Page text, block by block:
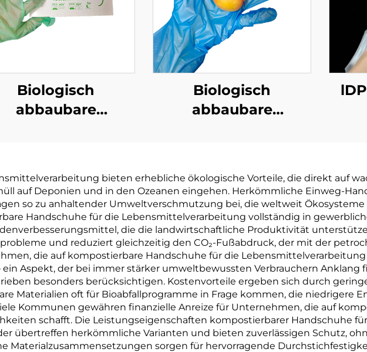
Biologisch
abbaubare
PBAT Maisstärke
Material
Biologisch
abbaubare
PLA PBAT Maisstärke
Material
bieten erhebliche ökologische Vorteile, die direkt auf
auf Deponien und in den Ozeanen eingehen. Herkömmliche Einweg-
so zu anhaltender Umweltverschmutzung bei, die weltweit
Handschuhe für die Lebensmittelverarbeitung vollständig in
die die landwirtschaftliche Produktivität
und reduziert gleichzeitig den CO₂-Fußabdruck, der mit der
die auf kompostierbare Handschuhe für die
Aspekt, der bei immer stärker umweltbewussten Verbrauchern Anklang
besonders berücksichtigen. Kostenvorteile ergeben sich durch
Materialien oft für Bioabfallprogramme in Frage kommen, die niedrigere
Kommunen gewähren finanzielle Anreize für Unternehmen, die auf
schafft. Die Leistungseigenschaften kompostierbarer Handschuhe
übertreffen herkömmliche Varianten und bieten zuverlässigen Schutz,
Materialzusammensetzungen sorgen für hervorragende